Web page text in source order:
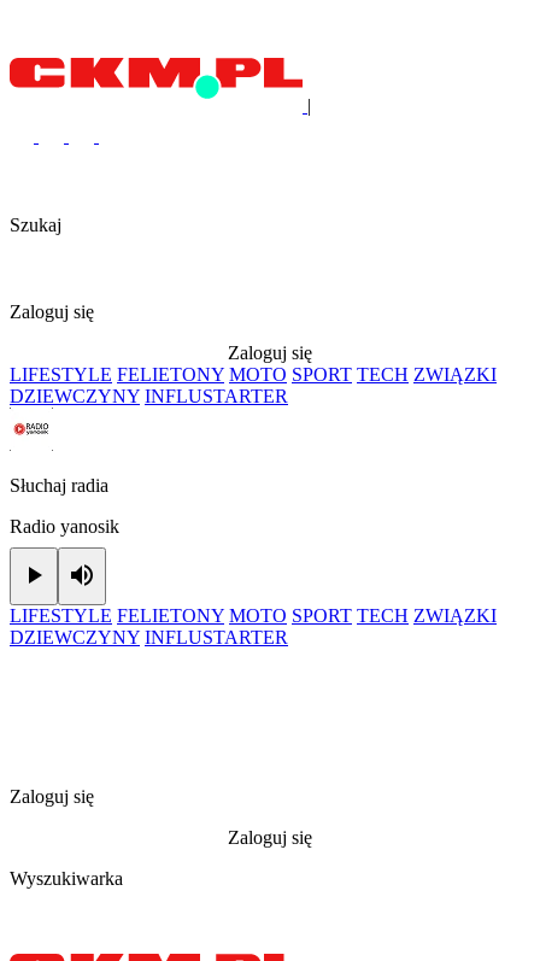
|
Szukaj
Zaloguj się
Zaloguj się
LIFESTYLE FELIETONY MOTO SPORT TECH ZWIĄZKI
DZIEWCZYNY INFLUSTARTER
Słuchaj radia
Radio yanosik
Play
LIFESTYLE FELIETONY MOTO SPORT TECH ZWIĄZKI
DZIEWCZYNY INFLUSTARTER
Zaloguj się
Zaloguj się
Wyszukiwarka